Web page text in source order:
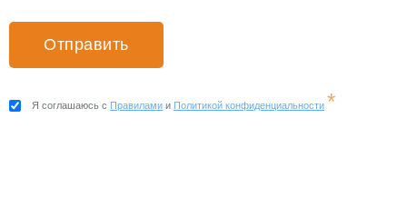
Я соглашаюсь с Правилами и Политикой конфиденциальности *